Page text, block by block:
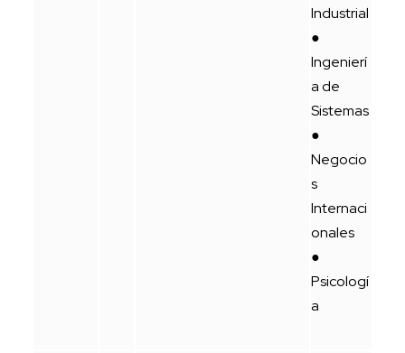
Industrial
●
Ingenierí
a de
Sistemas
●
Negocio
s
Internaci
onales
●
Psicologí
a